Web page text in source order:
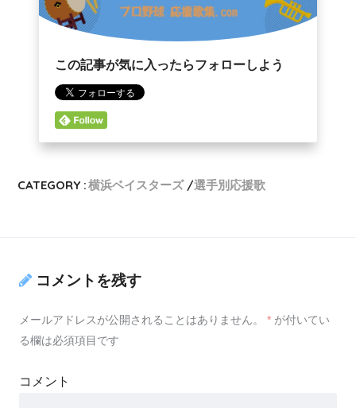
この記事が気に入ったらフォローしよう
CATEGORY :横浜ベイスターズ 選手別応援歌
コメントを残す
メールアドレスが公開されることはありません。 * が付いてい
る欄は必須項目です
コメント